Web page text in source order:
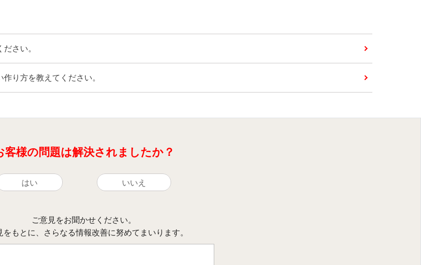
さい。
り方を教えてください。
客様の問題は解決されましたか？
はい いいえ
ご意見をお聞かせください。
をもとに、さらなる情報改善に努めてまいります。